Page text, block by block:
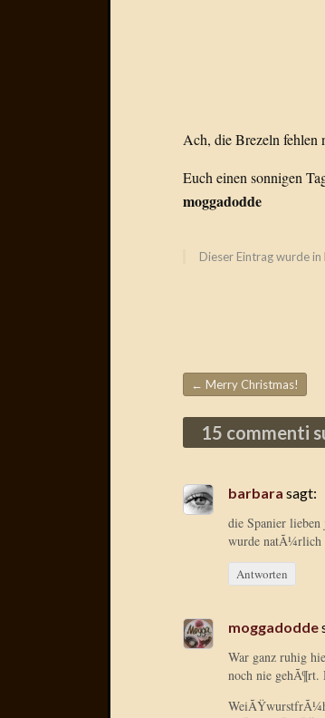
Ach, die Brezeln
Euch einen sonnigen
moggadodde
Dieser Eintrag wurde in
← Merry Christmas!
15 commenti
barbara sagt:
die Spanier
wurde natÃ¼rlich
Antworten
moggadodde
War ganz ruhig
noch nie